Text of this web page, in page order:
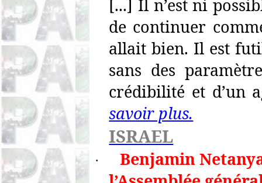
[...] Il n’est ni
de continuer
allait bien. Il est
sans des
crédibilité et d’un
savoir plus.
ISRAEL
·
Benjamin